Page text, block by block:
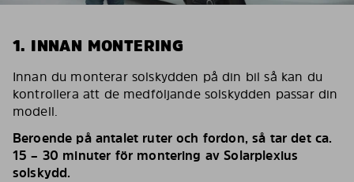
1. INNAN MONTERING
Innan du monterar solskydden på din bil så kan du
kontrollera att de medföljande solskydden passar din
modell.
Beroende på antalet ruter och fordon, så tar det ca.
15 – 30 minuter för montering av Solarplexius
solskydd.